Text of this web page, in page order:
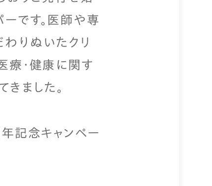
です。医師や専
わりぬいたクリ
療・健康に関す
きました。
記念キャンペー